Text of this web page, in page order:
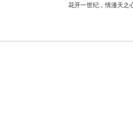
花开一世纪，情漫天之